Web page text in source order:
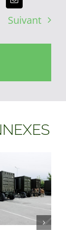
Suivant